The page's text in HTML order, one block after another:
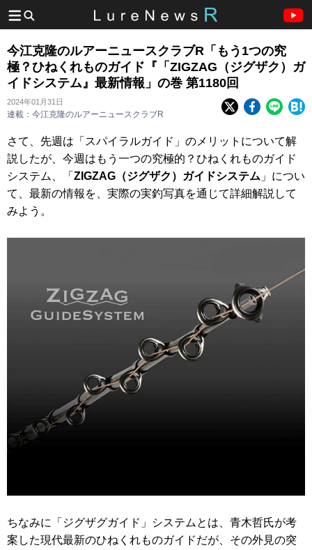
今江克隆のルアーニュースクラブR「もう1つの究
極？ひねくれものガイド『「ZIGZAG（ジグザク）ガ
イドシステム』最新情報」の巻 第1180回
2024年01月31日
連載：今江克隆のルアーニュースクラブR
さて、先週は「スパイラルガイド」のメリットについて解
説したが、今週はもう一つの究極的？ひねくれものガイド
システム、「 ZIGZAG（ジグザク）ガイドシステム 」につい
て、最新の情報を、実際の実釣写真を通じて詳細解説して
みよう。
ちなみに「ジグザグガイド」システムとは、青木哲氏が考
案した現代最新のひねくれものガイドだが、その外見の突